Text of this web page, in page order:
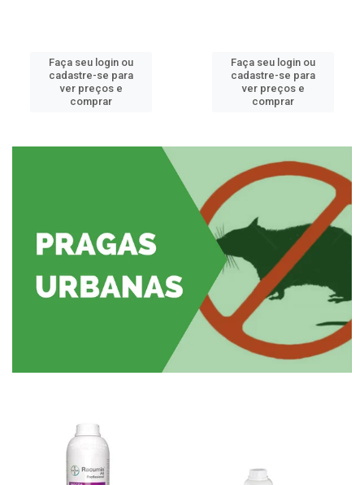
Faça seu login ou
cadastre-se para
ver preços e
comprar
Faça seu login ou
cadastre-se para
ver preços e
comprar